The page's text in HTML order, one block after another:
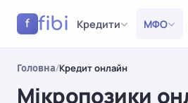
f fibi Кредити МФО
Головна/Кредит онлайн
Мікропозики